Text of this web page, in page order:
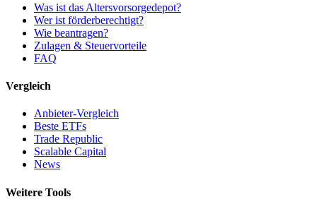
Was ist das Altersvorsorgedepot?
Wer ist förderberechtigt?
Wie beantragen?
Zulagen & Steuervorteile
FAQ
Vergleich
Anbieter-Vergleich
Beste ETFs
Trade Republic
Scalable Capital
News
Weitere Tools